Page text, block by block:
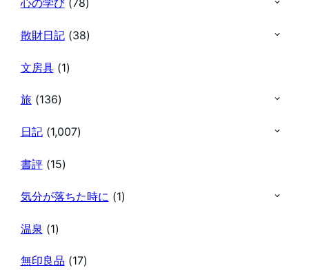
心の学び(78)
散財日記(38)
文房具(1)
旅 (136)
日記(1,007)
書評(15)
気分が落ちた時に (1)
温泉 (1)
無印良品 (17)